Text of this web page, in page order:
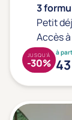
3
Petit
Accès
à
JUSQU'À
-30%